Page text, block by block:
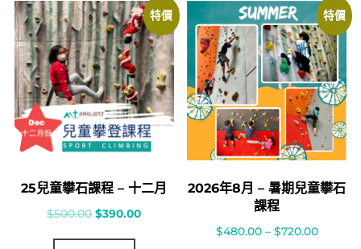
特價
25兒童攀石課程 – 十二月
$500.00 $390.00
特價
2026年8月 – 暑期兒童攀石
課程
$480.00– $720.00